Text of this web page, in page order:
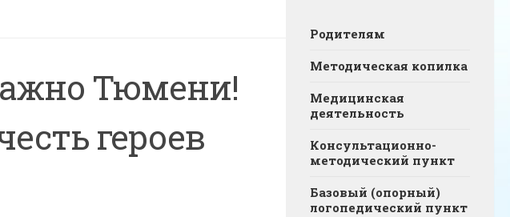
Тюмени!
героев
Родителям
Методическая копилка
Медицинская
деятельность
Консультационно-
методический пункт
Базовый (опорный)
логопедический пункт